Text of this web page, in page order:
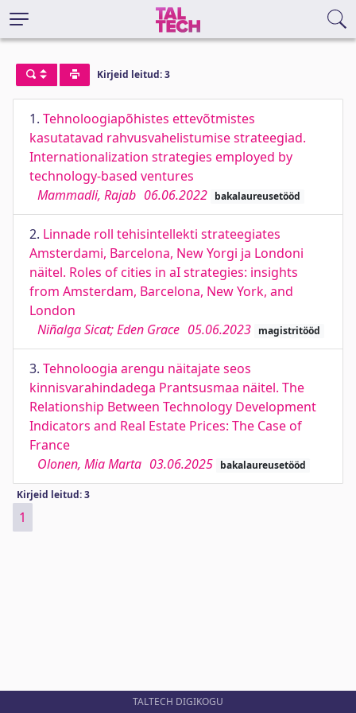
Kirjeid leitud: 3
1. Tehnoloogiapõhistes ettevõtmistes
kasutatavad rahvusvahelistumise strateegiad.
Internationalization strategies employed by
technology-based ventures
Mammadli, Rajab 06.06.2022 bakalaureusetööd
2. Linnade roll tehisintellekti strateegiates
Amsterdami, Barcelona, New Yorgi ja Londoni
näitel. Roles of cities in aI strategies: insights
from Amsterdam, Barcelona, New York, and
London
Niñalga Sicat; Eden Grace 05.06.2023 magistritööd
3. Tehnoloogia arengu näitajate seos
kinnisvarahindadega Prantsusmaa näitel. The
Relationship Between Technology Development
Indicators and Real Estate Prices: The Case of
France
Olonen, Mia Marta 03.06.2025 bakalaureusetööd
Kirjeid leitud: 3
1
TALTECH DIGIKOGU